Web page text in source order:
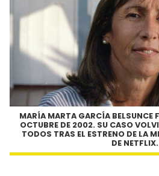
MARÍA MARTA GARCÍA BELSUNCE
OCTUBRE DE 2002. SU CASO
TODOS TRAS EL ESTRENO DE LA
DE NETFLIX.